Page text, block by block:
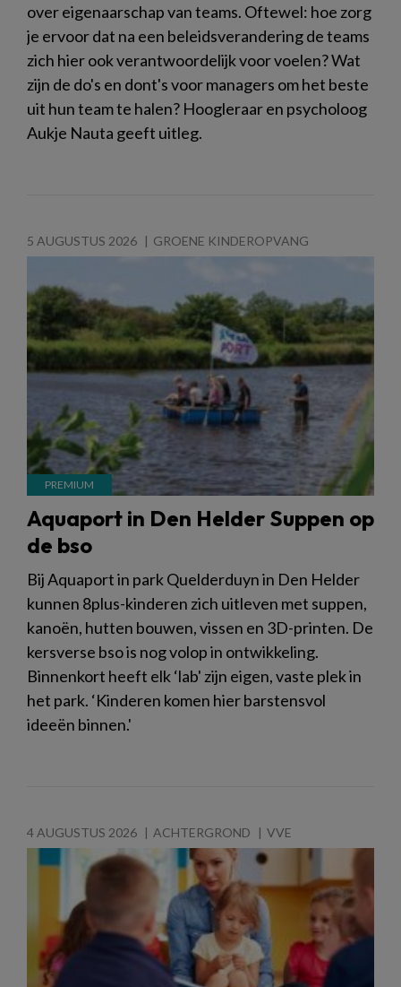
over eigenaarschap van teams. Oftewel: hoe zorg
je ervoor dat na een beleidsverandering de teams
zich hier ook verantwoordelijk voor voelen? Wat
zijn de do's en dont's voor managers om het beste
uit hun team te halen? Hoogleraar en psycholoog
Aukje Nauta geeft uitleg.
5 AUGUSTUS 2026 GROENE KINDEROPVANG
Aquaport in Den Helder Suppen op
de bso
Bij Aquaport in park Quelderduyn in Den Helder
kunnen 8plus-kinderen zich uitleven met suppen,
kanoën, hutten bouwen, vissen en 3D-printen. De
kersverse bso is nog volop in ontwikkeling.
Binnenkort heeft elk ‘lab' zijn eigen, vaste plek in
het park. ‘Kinderen komen hier barstensvol
ideeën binnen.'
4 AUGUSTUS 2026 ACHTERGROND VVE